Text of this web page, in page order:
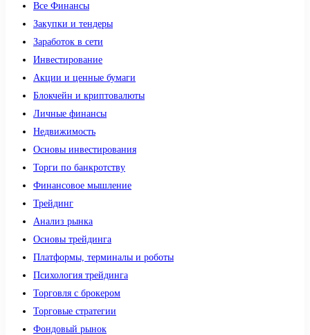
Все Финансы
Закупки и тендеры
Заработок в сети
Инвестирование
Акции и ценные бумаги
Блокчейн и криптовалюты
Личные финансы
Недвижимость
Основы инвестирования
Торги по банкротству
Финансовое мышление
Трейдинг
Анализ рынка
Основы трейдинга
Платформы, терминалы и роботы
Психология трейдинга
Торговля с брокером
Торговые стратегии
Фондовый рынок